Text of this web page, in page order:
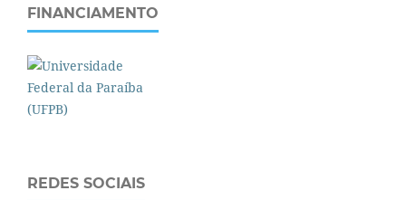
FINANCIAMENTO
REDES SOCIAIS